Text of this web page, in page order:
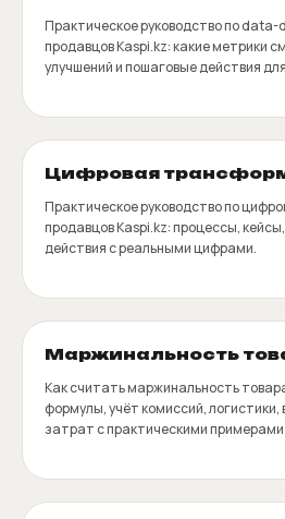
Практическое руководство по
продавцов Kaspi.kz: какие метрики
улучшений и пошаговые действия
Цифровая
Практическое руководство по
продавцов Kaspi.kz: процессы,
действия с реальными цифрами.
Маржинальность
Как считать маржинальность
формулы, учёт комиссий,
затрат с практическими